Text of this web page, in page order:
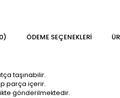
ÖDEME SEÇENEKLERI
taşınabilir.
parça içerir.
gönderilmektedir.